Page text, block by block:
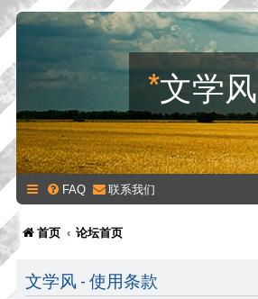
*文学风
FAQ 联系我们
首页 论坛首页
文学风 - 使用条款